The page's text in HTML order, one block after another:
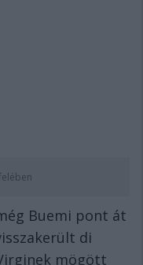
Buemi pont át
di
mögött